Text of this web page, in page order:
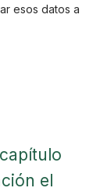
esos datos a
el